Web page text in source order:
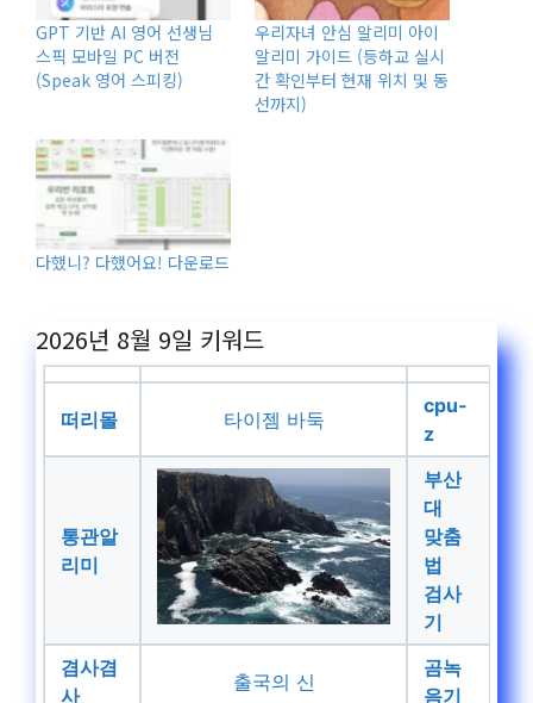
GPT 기반 AI 영어 선생님
스픽 모바일 PC 버전
(Speak 영어 스피킹)
우리자녀 안심 알리미 아이
알리미 가이드 (등하교 실시
간 확인부터 현재 위치 및 동
선까지)
다했니? 다했어요! 다운로드
2026년 8월 9일 키워드
떠리몰 타이젬 바둑
cpu-
z
통관알
리미
부산
대
맞춤
법
검사
기
겸사겸
사
출국의 신
곰녹
음기